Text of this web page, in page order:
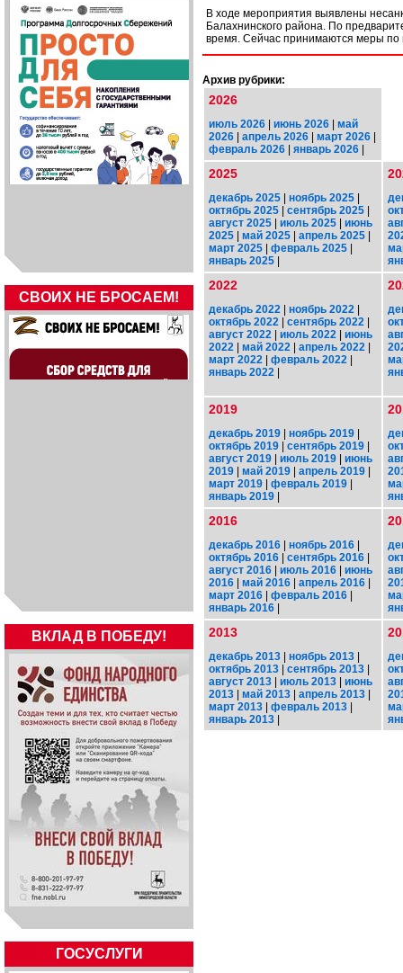
СВОИХ НЕ БРОСАЕМ!
ВКЛАД В ПОБЕДУ!
ГОСУСЛУГИ
В ходе мероприятия выявлены
Балахнинского района. По
время. Сейчас принимаются меры
Архив рубрики:
2026
июль 2026 | июнь 2026 | май
2026 | апрель 2026 | март 2026 |
февраль 2026 | январь 2026 |
2025
декабрь 2025 | ноябрь 2025 |
октябрь 2025 | сентябрь 2025 |
август 2025 | июль 2025 | июнь
2025 | май 2025 | апрель 2025 |
март 2025 | февраль 2025 |
январь 2025 |
2022
декабрь 2022 | ноябрь 2022 |
октябрь 2022 | сентябрь 2022 |
август 2022 | июль 2022 | июнь
2022 | май 2022 | апрель 2022 |
март 2022 | февраль 2022 |
январь 2022 |
2019
декабрь 2019 | ноябрь 2019 |
октябрь 2019 | сентябрь 2019 |
август 2019 | июль 2019 | июнь
2019 | май 2019 | апрель 2019 |
март 2019 | февраль 2019 |
январь 2019 |
2016
декабрь 2016 | ноябрь 2016 |
октябрь 2016 | сентябрь 2016 |
август 2016 | июль 2016 | июнь
2016 | май 2016 | апрель 2016 |
март 2016 | февраль 2016 |
январь 2016 |
2013
декабрь 2013 | ноябрь 2013 |
октябрь 2013 | сентябрь 2013 |
август 2013 | июль 2013 | июнь
2013 | май 2013 | апрель 2013 |
март 2013 | февраль 2013 |
январь 2013 |